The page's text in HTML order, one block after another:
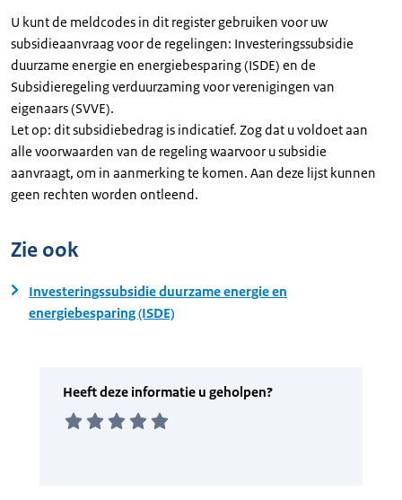
U kunt de meldcodes in dit register gebruiken voor uw
subsidieaanvraag voor de regelingen: Investeringssubsidie
duurzame energie en energiebesparing (ISDE) en de
Subsidieregeling verduurzaming voor verenigingen van
eigenaars (SVVE).
Let op: dit subsidiebedrag is indicatief. Zog dat u voldoet aan
alle voorwaarden van de regeling waarvoor u subsidie
aanvraagt, om in aanmerking te komen. Aan deze lijst kunnen
geen rechten worden ontleend.
Zie ook
Investeringssubsidie duurzame energie en
energiebesparing (ISDE)